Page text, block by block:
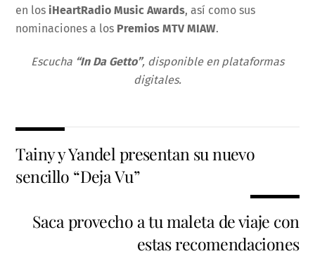
en los iHeartRadio Music Awards, así como sus
nominaciones a los Premios MTV MIAW.
Escucha “In Da Getto”, disponible en plataformas
digitales.
Tainy y Yandel presentan su nuevo
sencillo “Deja Vu”
Saca provecho a tu maleta de viaje con
estas recomendaciones